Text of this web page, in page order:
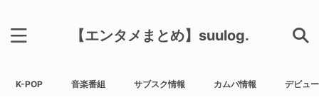
【エンタメまとめ】suulog.
K-POP 音楽番組 サブスク情報 カムバ情報 デビュ